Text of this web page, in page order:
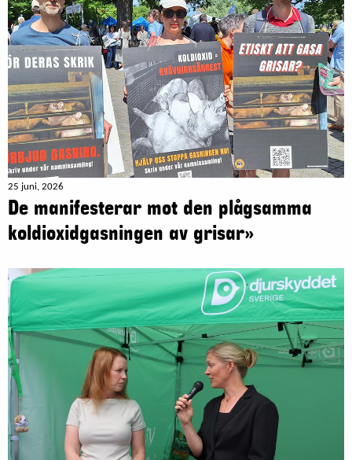
25 juni, 2026
De manifesterar mot den plågsamma
koldioxidgasningen av grisar»